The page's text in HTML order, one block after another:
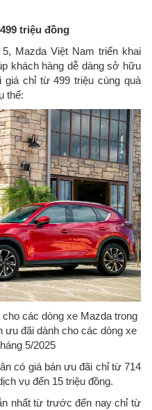
triệu đồng
Mazda Việt Nam triển khai
khách hàng dễ dàng sở hữu
chỉ từ 499 triệu cùng quà
thể:
các dòng xe Mazda trong
ưu đãi dành cho các dòng xe
5/2025
có giá bán ưu đãi chỉ từ 714
vụ đến 15 triệu đồng.
nhất từ trước đến nay chỉ từ